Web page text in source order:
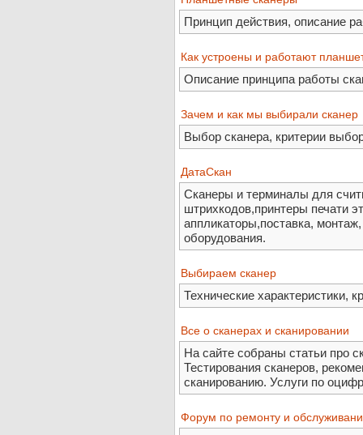
Принцип действия, описание
Как устроены и работают
Описание принципа работы
Зачем и как мы выбирали сканер
Выбор сканера, критерии
ДатаСкан
Сканеры и терминалы для
штрихкодов,принтеры печати
аппликаторы,поставка,
оборудования.
Выбираем сканер
Технические характеристики,
Все о сканерах и сканировании
На сайте собраны статьи про
Тестирования сканеров,
сканированию. Услуги по
Форум по ремонту и